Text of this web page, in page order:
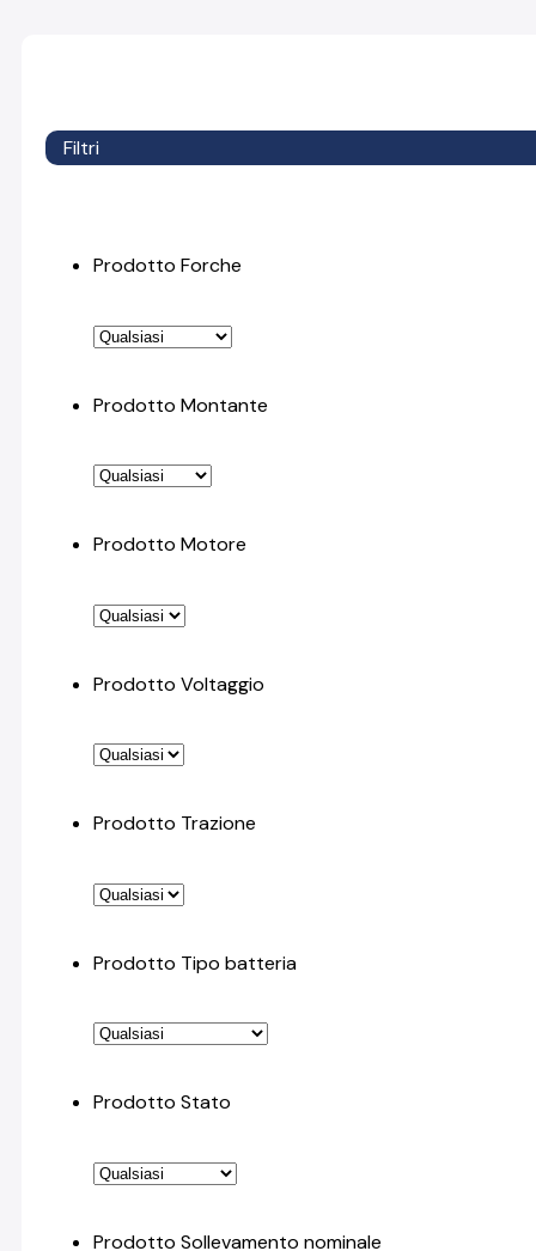
Filtri
Prodotto Forche
Prodotto Montante
Prodotto Motore
Prodotto Voltaggio
Prodotto Trazione
Prodotto Tipo batteria
Prodotto Stato
Prodotto Sollevamento nominale